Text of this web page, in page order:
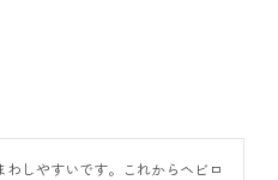
しやすいです。これからヘビロ